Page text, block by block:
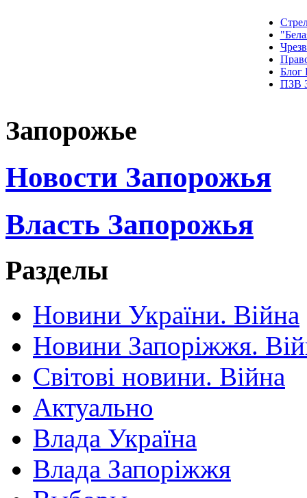
Блог
ПЗВ
Запорожье
Новости Запорожья
Власть Запорожья
Разделы
Новини України. Війна
Новини Запоріжжя.
Світові новини. Війна
Актуально
Влада Україна
Влада Запоріжжя